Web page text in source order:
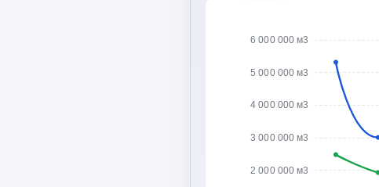
2 000 000 м3
3 000 000 м3
4 000 000 м3
5 000 000 м3
6 000 000 м3